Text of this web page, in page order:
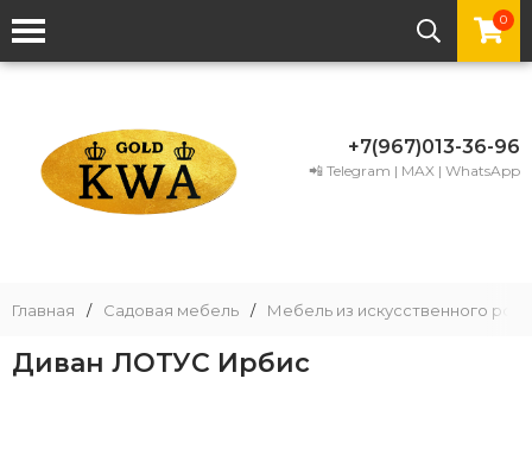
0
+7(967)013-36-96
📲 Telegram | MAX | WhatsApp
Главная / Садовая мебель / Мебель из искусственного
Диван ЛОТУС Ирбис